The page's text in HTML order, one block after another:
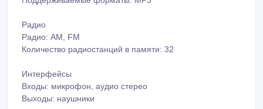
Поддерживаемые носители: CD, CD-R, CD-RW
Радио
Радио: AM, FM
Интерфейсы
Входы: микрофон, аудио стерео